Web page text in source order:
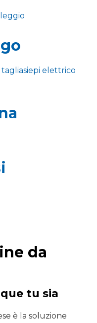
da
tu sia
è la soluzione